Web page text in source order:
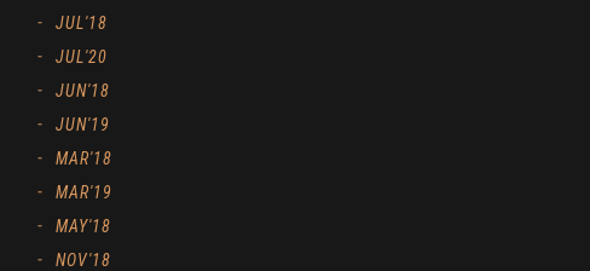
JUL'18
JUL'20
JUN'18
JUN'19
MAR'18
MAR'19
MAY'18
NOV'18